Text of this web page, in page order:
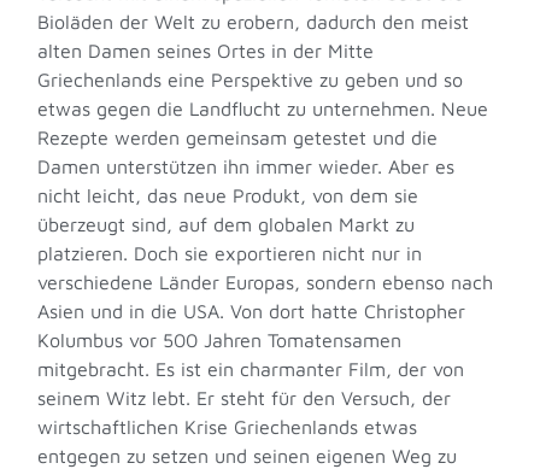
Bioläden der Welt zu erobern, dadurch den meist
alten Damen seines Ortes in der Mitte
Griechenlands eine Perspektive zu geben und so
etwas gegen die Landflucht zu unternehmen. Neue
Rezepte werden gemeinsam getestet und die
Damen unterstützen ihn immer wieder. Aber es
nicht leicht, das neue Produkt, von dem sie
überzeugt sind, auf dem globalen Markt zu
platzieren. Doch sie exportieren nicht nur in
verschiedene Länder Europas, sondern ebenso nach
Asien und in die USA. Von dort hatte Christopher
Kolumbus vor 500 Jahren Tomatensamen
mitgebracht. Es ist ein charmanter Film, der von
seinem Witz lebt. Er steht für den Versuch, der
wirtschaftlichen Krise Griechenlands etwas
entgegen zu setzen und seinen eigenen Weg zu